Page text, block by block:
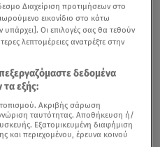
Διαχείριση προτιμήσεων στο
εικονίδιο στο κάτω
υπάρχει]. Οι επιλογές σας θα τεθούν
λεπτομέρειες ανατρέξτε στην
δεδομένα
εξής:
Ακριβής σάρωση
ταυτότητας. Αποθήκευση ή/
Εξατομικευμένη διαφήμιση
και περιεχομένου, έρευνα κοινού